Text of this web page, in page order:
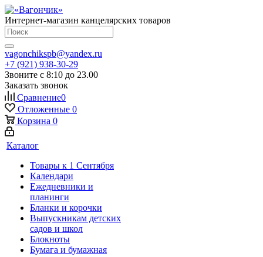
Интернет-магазин канцелярских товаров
vagonchikspb@yandex.ru
+7 (921) 938-30-29
Звоните с 8:10 до 23.00
Заказать звонок
Сравнение0
Отложенные 0
Корзина 0
Каталог
Товары к 1 Сентября
Календари
Ежедневники и
планинги
Бланки и корочки
Выпускникам детских
садов и школ
Блокноты
Бумага и бумажная